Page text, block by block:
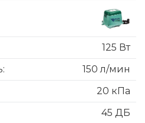
125 Вт
150 л/мин
20 кПа
45 ДБ